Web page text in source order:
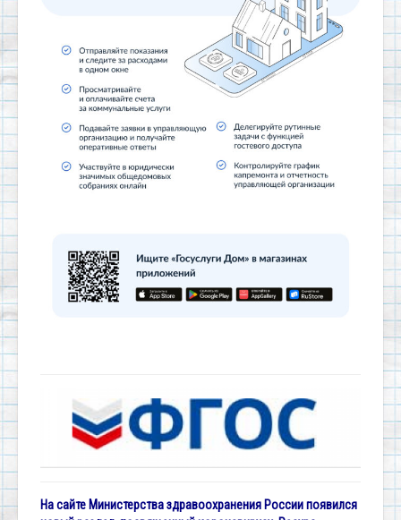
На сайте Министерства здравоохранения России появился